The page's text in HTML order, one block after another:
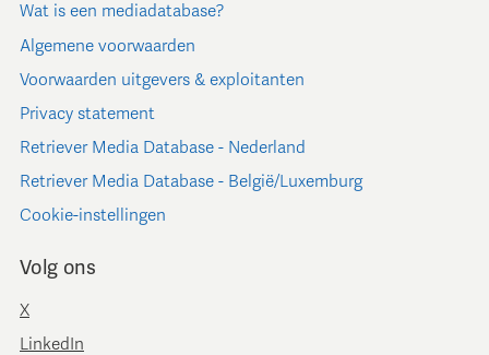
Wat is een mediadatabase?
Algemene voorwaarden
Voorwaarden uitgevers & exploitanten
Privacy statement
Retriever Media Database - Nederland
Retriever Media Database - België/Luxemburg
Cookie-instellingen
Volg ons
X
LinkedIn